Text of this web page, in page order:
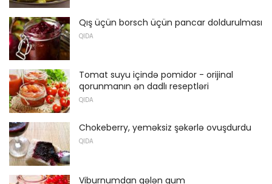
Qış üçün borsch üçün pancar doldurulması
QIDA
Tomat suyu içində pomidor - orijinal
qorunmanın ən dadlı reseptləri
QIDA
Chokeberry, yeməksiz şəkərlə ovuşdurdu
QIDA
Viburnumdan gələn qum